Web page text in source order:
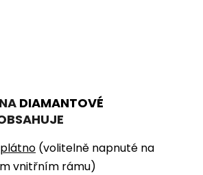
DIAMANTOVÉ
(volitelně napnuté na
vnitřním rámu)